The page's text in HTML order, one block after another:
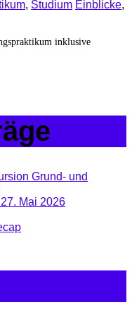
, Studium Einblicke,
inklusive
Grund- und
Mai 2026